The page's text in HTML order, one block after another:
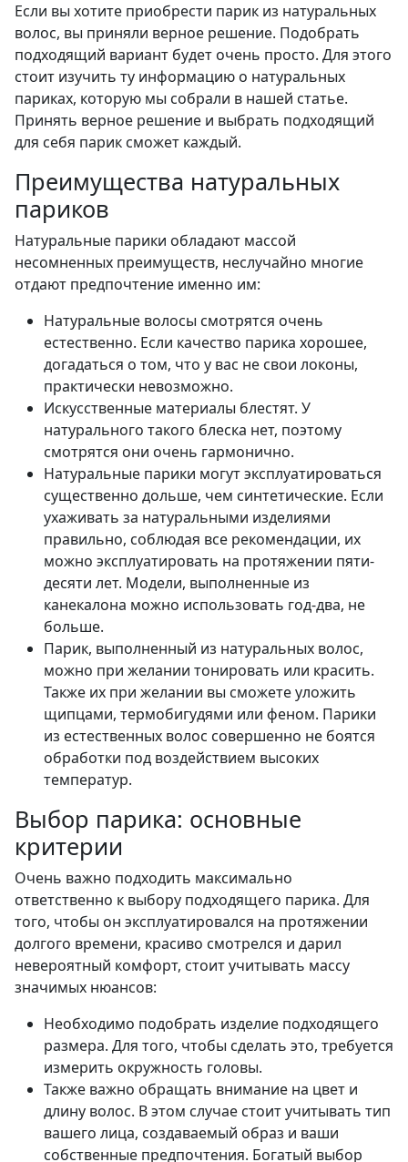
Если вы хотите приобрести парик из натуральных
волос, вы приняли верное решение. Подобрать
подходящий вариант будет очень просто. Для этого
стоит изучить ту информацию о натуральных
париках, которую мы собрали в нашей статье.
Принять верное решение и выбрать подходящий
для себя парик сможет каждый.
Преимущества натуральных
париков
Натуральные парики обладают массой
несомненных преимуществ, неслучайно многие
отдают предпочтение именно им:
Натуральные волосы смотрятся очень
естественно. Если качество парика хорошее,
догадаться о том, что у вас не свои локоны,
практически невозможно.
Искусственные материалы блестят. У
натурального такого блеска нет, поэтому
смотрятся они очень гармонично.
Натуральные парики могут эксплуатироваться
существенно дольше, чем синтетические. Если
ухаживать за натуральными изделиями
правильно, соблюдая все рекомендации, их
можно эксплуатировать на протяжении пяти-
десяти лет. Модели, выполненные из
канекалона можно использовать год-два, не
больше.
Парик, выполненный из натуральных волос,
можно при желании тонировать или красить.
Также их при желании вы сможете уложить
щипцами, термобигудями или феном. Парики
из естественных волос совершенно не боятся
обработки под воздействием высоких
температур.
Выбор парика: основные
критерии
Очень важно подходить максимально
ответственно к выбору подходящего парика. Для
того, чтобы он эксплуатировался на протяжении
долгого времени, красиво смотрелся и дарил
невероятный комфорт, стоит учитывать массу
значимых нюансов:
Необходимо подобрать изделие подходящего
размера. Для того, чтобы сделать это, требуется
измерить окружность головы.
Также важно обращать внимание на цвет и
длину волос. В этом случае стоит учитывать тип
вашего лица, создаваемый образ и ваши
собственные предпочтения. Богатый выбор